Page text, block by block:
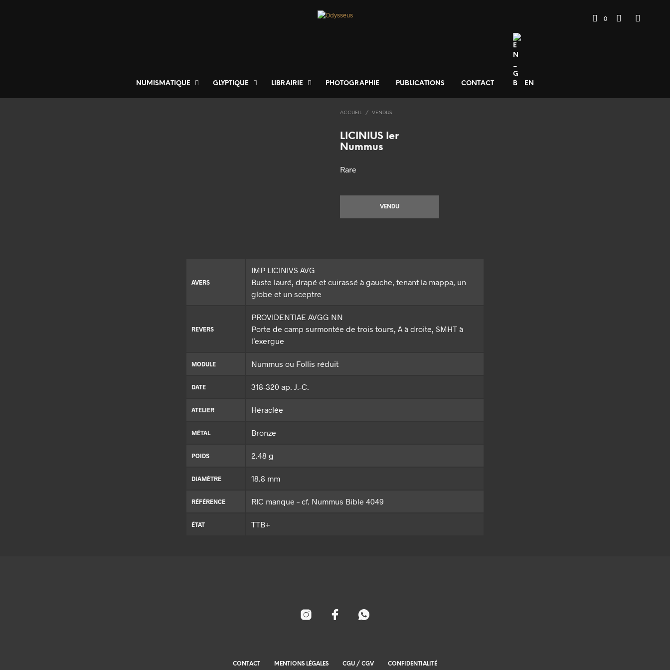
NUMISMATIQUE GLYPTIQUE LIBRAIRIE PHOTOGRAPHIE PUBLICATIONS CONTACT EN
0
ACCUEIL / VENDUS
LICINIUS Ier
Nummus
Rare
VENDU
AVERS
IMP LICINIVS AVG
Buste lauré, drapé et cuirassé à gauche, tenant la mappa, un
globe et un sceptre
REVERS
PROVIDENTIAE AVGG NN
Porte de camp surmontée de trois tours, A à droite, SMHT à
l’exergue
MODULE Nummus ou Follis réduit
DATE 318-320 ap. J.-C.
ATELIER Héraclée
MÉTAL Bronze
POIDS 2.48 g
DIAMÈTRE 18.8 mm
RÉFÉRENCE RIC manque – cf. Nummus Bible 4049
ÉTAT TTB+
CONTACT MENTIONS LÉGALES CGU / CGV CONFIDENTIALITÉ